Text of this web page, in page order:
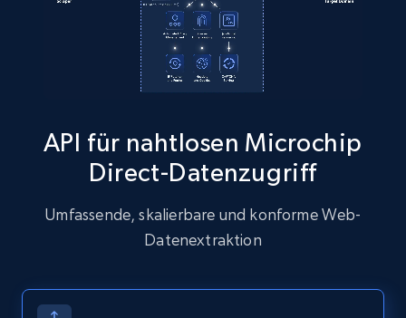
more.
1.6K+ Gratis testen
Zillow properties listing information
Zpid, City, State, HomeStatus, Address,
IsCurrentSignedInAgentResponsible, Bedrooms,
API für nahtlosen Microchip
Direct-Datenzugriff
Umfassende, skalierbare und konforme Web-
Datenextraktion